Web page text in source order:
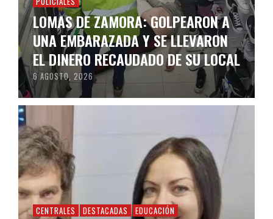
LOMAS DE ZAMORA: GOLPEARON A
UNA EMBARAZADA Y SE LLEVARON
EL DINERO RECAUDADO DE SU LOCAL
6 AGOSTO, 2026
CENTRALES DESTACADAS EDUCACIÓN